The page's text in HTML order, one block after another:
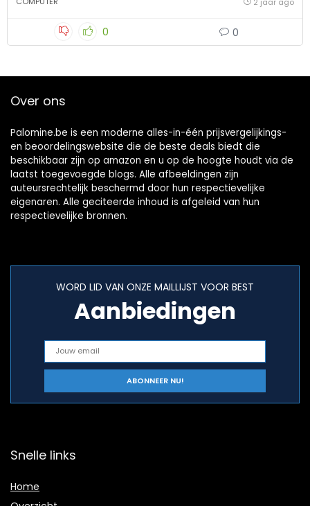
0 0
Over ons
Palomine.be is een moderne alles-in-één prijsvergelijkings-
en beoordelingswebsite die de beste deals biedt die
beschikbaar zijn op amazon en u op de hoogte houdt via de
laatst toegevoegde blogs. Alle afbeeldingen zijn
auteursrechtelijk beschermd door hun respectievelijke
eigenaren. Alle geciteerde inhoud is afgeleid van hun
respectievelijke bronnen.
WORD LID VAN ONZE MAILLIJST VOOR BEST
Aanbiedingen
Snelle links
Home